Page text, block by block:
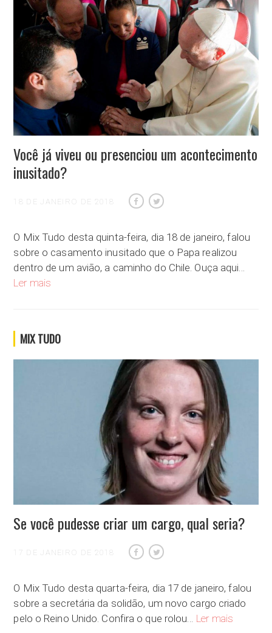
Você já viveu ou presenciou um acontecimento
inusitado?
18 DE JANEIRO DE 2018
O Mix Tudo desta quinta-feira, dia 18 de janeiro, falou
sobre o casamento inusitado que o Papa realizou
dentro de um avião, a caminho do Chile. Ouça aqui…
Ler mais
MIX TUDO
Se você pudesse criar um cargo, qual seria?
17 DE JANEIRO DE 2018
O Mix Tudo desta quarta-feira, dia 17 de janeiro, falou
sobre a secretária da solidão, um novo cargo criado
pelo o Reino Unido. Confira o que rolou… Ler mais